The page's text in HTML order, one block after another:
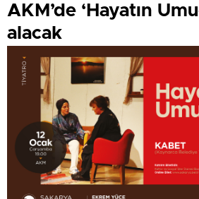
AKM’de ‘Hayatın
alacak